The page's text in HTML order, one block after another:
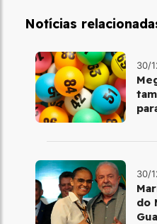
Notícias
30/
30/
do